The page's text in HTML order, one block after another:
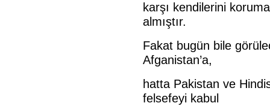
karşı kendilerini
almıştır.
Fakat bugün bile
Afganistan’a,
hatta Pakistan ve
felsefeyi kabul